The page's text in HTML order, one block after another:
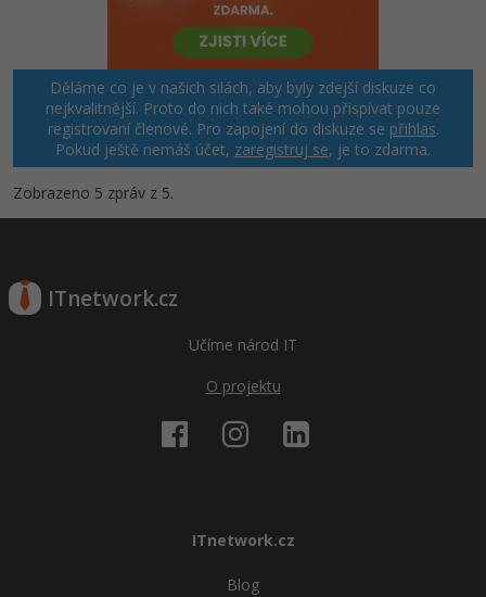
Děláme co je v našich silách, aby byly zdejší diskuze co
nejkvalitnější. Proto do nich také mohou přispívat pouze
registrovaní členové. Pro zapojení do diskuze se přihlas.
Pokud ještě nemáš účet, zaregistruj se, je to zdarma.
Zobrazeno 5 zpráv z 5.
ITnetwork.cz
Učíme národ IT
O projektu
ITnetwork.cz
Blog